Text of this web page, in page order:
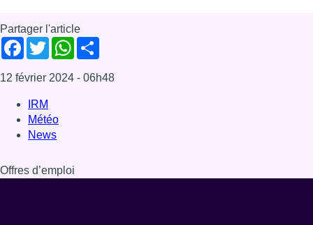
Partager l'article
Facebook
TwitterWhatsApp
12 février 2024 - 06h48
IRM
Météo
News
Offres d’emploi